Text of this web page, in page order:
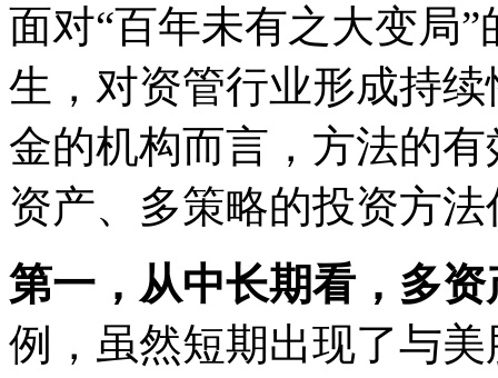
面对“百年未有之大变局
生，对资管行业形成持
金的机构而言，方法的
资产、多策略的投资方
第一，从中长期看，多
例，虽然短期出现了与